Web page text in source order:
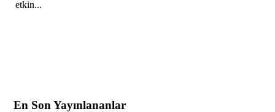
etkin...
En Son Yayınlananlar